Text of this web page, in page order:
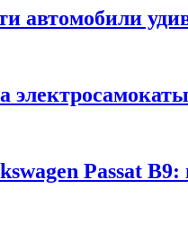
автомобили
электросамокаты
Passat B9: